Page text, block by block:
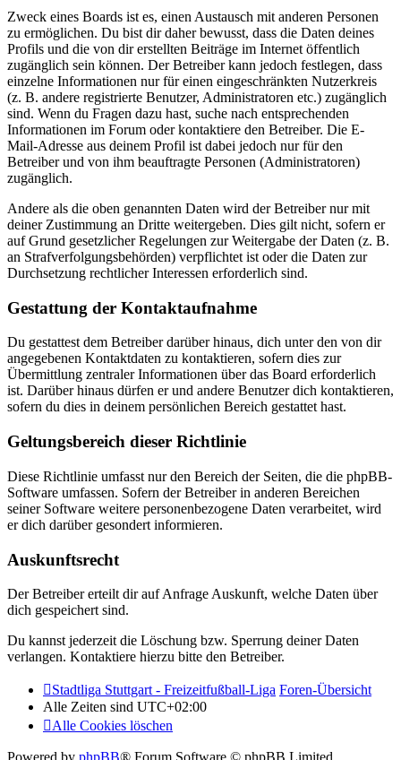
Zweck eines Boards ist es, einen Austausch mit anderen Personen
zu ermöglichen. Du bist dir daher bewusst, dass die Daten deines
Profils und die von dir erstellten Beiträge im Internet öffentlich
zugänglich sein können. Der Betreiber kann jedoch festlegen, dass
einzelne Informationen nur für einen eingeschränkten Nutzerkreis
(z. B. andere registrierte Benutzer, Administratoren etc.) zugänglich
sind. Wenn du Fragen dazu hast, suche nach entsprechenden
Informationen im Forum oder kontaktiere den Betreiber. Die E-
Mail-Adresse aus deinem Profil ist dabei jedoch nur für den
Betreiber und von ihm beauftragte Personen (Administratoren)
zugänglich.
Andere als die oben genannten Daten wird der Betreiber nur mit
deiner Zustimmung an Dritte weitergeben. Dies gilt nicht, sofern er
auf Grund gesetzlicher Regelungen zur Weitergabe der Daten (z. B.
an Strafverfolgungsbehörden) verpflichtet ist oder die Daten zur
Durchsetzung rechtlicher Interessen erforderlich sind.
Gestattung der Kontaktaufnahme
Du gestattest dem Betreiber darüber hinaus, dich unter den von dir
angegebenen Kontaktdaten zu kontaktieren, sofern dies zur
Übermittlung zentraler Informationen über das Board erforderlich
ist. Darüber hinaus dürfen er und andere Benutzer dich kontaktieren,
sofern du dies in deinem persönlichen Bereich gestattet hast.
Geltungsbereich dieser Richtlinie
Diese Richtlinie umfasst nur den Bereich der Seiten, die die phpBB-
Software umfassen. Sofern der Betreiber in anderen Bereichen
seiner Software weitere personenbezogene Daten verarbeitet, wird
er dich darüber gesondert informieren.
Auskunftsrecht
Der Betreiber erteilt dir auf Anfrage Auskunft, welche Daten über
dich gespeichert sind.
Du kannst jederzeit die Löschung bzw. Sperrung deiner Daten
verlangen. Kontaktiere hierzu bitte den Betreiber.
Stadtliga Stuttgart - Freizeitfußball-Liga Foren-Übersicht
Alle Zeiten sind UTC+02:00
Alle Cookies löschen